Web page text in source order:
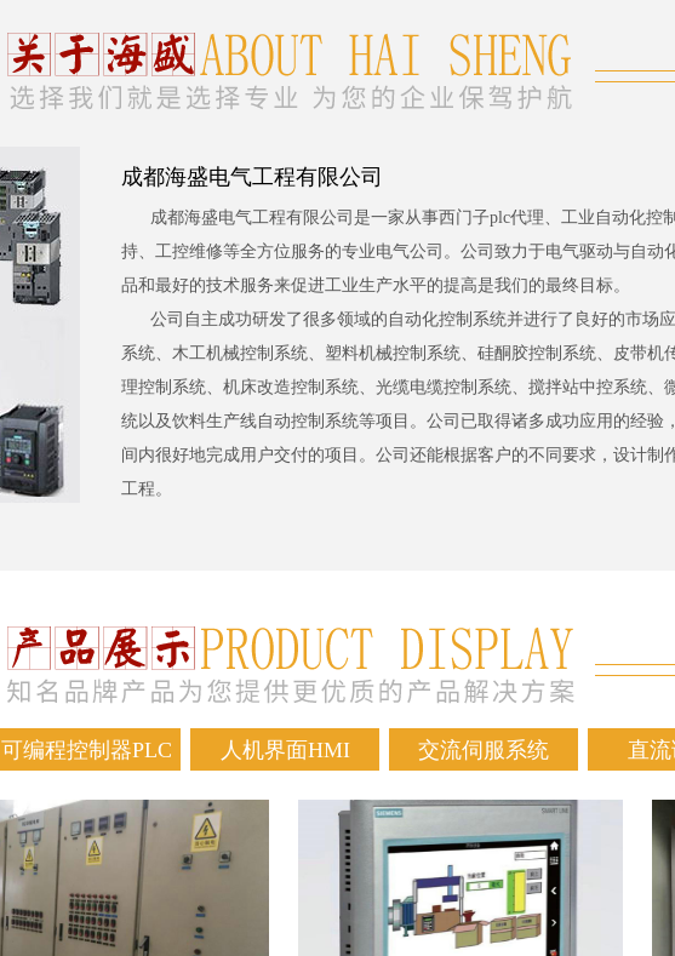
成都海盛电气工程有限公司
成都海盛电气工程有限公司是一家从事西门子plc代理、工业自动化控
持、工控维修等全方位服务的专业电气公司。公司致力于电气驱动与自动
品和最好的技术服务来促进工业生产水平的提高是我们的最终目标。
公司自主成功研发了很多领域的自动化控制系统并进行了良好的市场
系统、木工机械控制系统、塑料机械控制系统、硅酮胶控制系统、皮带机
理控制系统、机床改造控制系统、光缆电缆控制系统、搅拌站中控系统、
统以及饮料生产线自动控制系统等项目。公司已取得诸多成功应用的经验
间内很好地完成用户交付的项目。公司还能根据客户的不同要求，设计制
工程。
可编程控制器PLC 人机界面HMI 交流伺服系统 直